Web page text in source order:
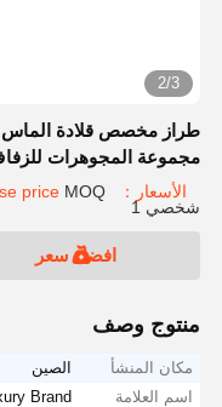
2/3
مجموعة المجوهرات
الأسعار：Please inquire for precise price
شخصي 1
افضل سعر
منتوج وصف
مكان المنشأ
الصين
اسم العلامة
Brand